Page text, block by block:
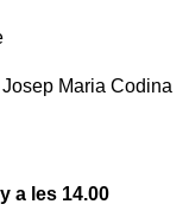
Maria Codina
a les 14.00